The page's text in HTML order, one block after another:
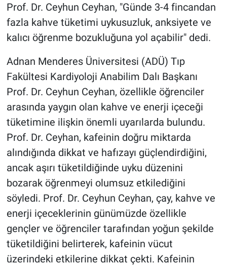
Prof. Dr. Ceyhun Ceyhan, "Günde 3-4 fincandan
fazla kahve tüketimi uykusuzluk, anksiyete ve
kalıcı öğrenme bozukluğuna yol açabilir" dedi.
Adnan Menderes Üniversitesi (ADÜ) Tıp
Fakültesi Kardiyoloji Anabilim Dalı Başkanı
Prof. Dr. Ceyhun Ceyhan, özellikle öğrenciler
arasında yaygın olan kahve ve enerji içeceği
tüketimine ilişkin önemli uyarılarda bulundu.
Prof. Dr. Ceyhan, kafeinin doğru miktarda
alındığında dikkat ve hafızayı güçlendirdiğini,
ancak aşırı tüketildiğinde uyku düzenini
bozarak öğrenmeyi olumsuz etkilediğini
söyledi. Prof. Dr. Ceyhun Ceyhan, çay, kahve ve
enerji içeceklerinin günümüzde özellikle
gençler ve öğrenciler tarafından yoğun şekilde
tüketildiğini belirterek, kafeinin vücut
üzerindeki etkilerine dikkat çekti. Kafeinin